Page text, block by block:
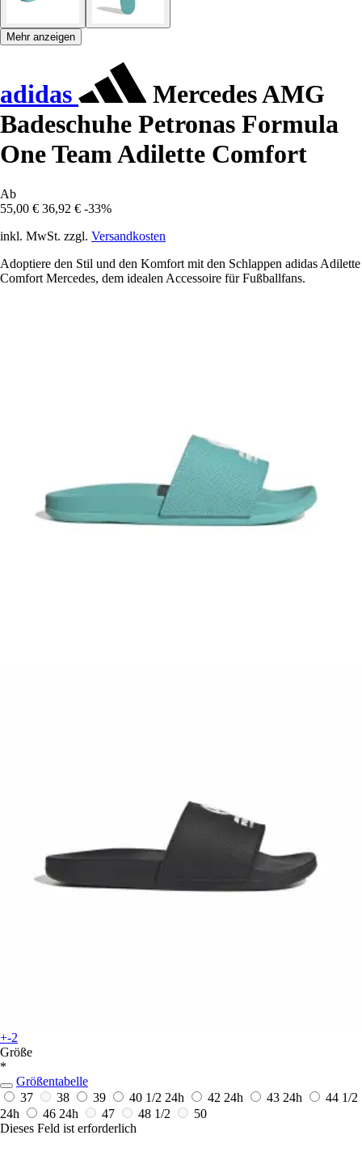
Mehr anzeigen
adidas
Mercedes AMG
Badeschuhe Petronas Formula
One Team Adilette Comfort
Ab
55,00 € 36,92 € -33%
inkl. MwSt. zzgl. Versandkosten
Adoptiere den Stil und den Komfort mit den Schlappen adidas Adilette
Comfort Mercedes, dem idealen Accessoire für Fußballfans.
+-2
Größe
*
Größentabelle
37
38 39 40 1/2 24h 42 24h 43 24h
44 1/2
24h
46 24h 47 48 1/2
50
Dieses Feld ist erforderlich